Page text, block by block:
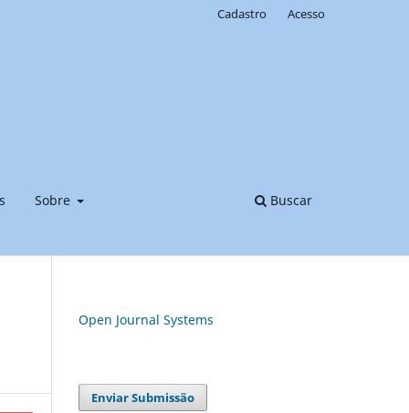
Sobre Buscar
Cadastro Acesso
Open Journal Systems
Enviar Submissão